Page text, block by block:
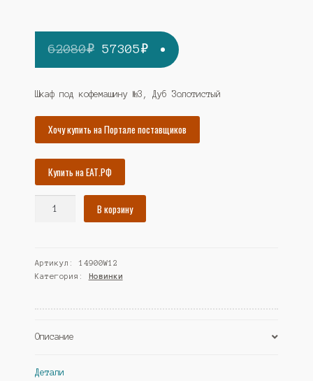
62080₽ Первоначальная
цена
составляла
62080₽.
57305₽Текущая
цена:
57305₽.
Шкаф под кофемашину №3, Дуб Золотистый
Хочу купить на Портале поставщиков
Купить на ЕАТ.РФ
кофемашину
№3,
Золотистый
В корзину
Артикул:14900W12
Категория: Новинки
Описание
Детали